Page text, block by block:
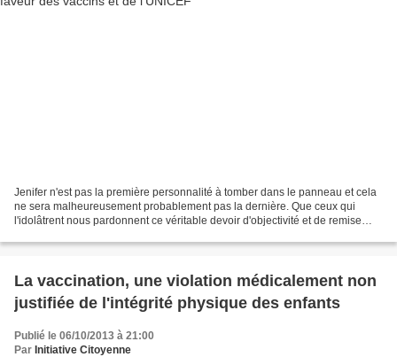
Jenifer n'est pas la première personnalité à tomber dans le panneau et cela
ne sera malheureusement probablement pas la dernière. Que ceux qui
l'idolâtrent nous pardonnent ce véritable devoir d'objectivité et de remise
La vaccination, une violation médicalement non
justifiée de l'intégrité physique des enfants
Publié le 06/10/2013 à 21:00
Par Initiative Citoyenne